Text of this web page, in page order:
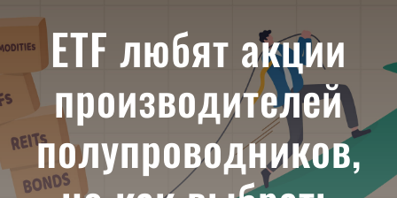
ЧТО ТАКОЕ ETF
ИНВЕСТИЦИИ В ETF
ТЕМАТИЧЕСКИЕ ETF
ETF любят акции
производителей
полупроводников,